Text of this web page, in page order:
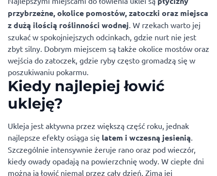
przybrzeżne, okolice pomostów, zatoczki oraz miejsca
z dużą ilością roślinności wodnej. W rzekach warto jej
szukać w spokojniejszych odcinkach, gdzie nurt nie jest
zbyt silny. Dobrym miejscem są także okolice mostów oraz
wejścia do zatoczek, gdzie ryby często gromadzą się w
poszukiwaniu pokarmu.
Kiedy najlepiej łowić
ukleję?
Ukleja jest aktywna przez większą część roku, jednak
najlepsze efekty osiąga się latem i wczesną jesienią.
Szczególnie intensywnie żeruje rano oraz pod wieczór,
kiedy owady opadają na powierzchnię wody. W ciepłe dni
można ją łowić niemal przez cały dzień. Zimą jej